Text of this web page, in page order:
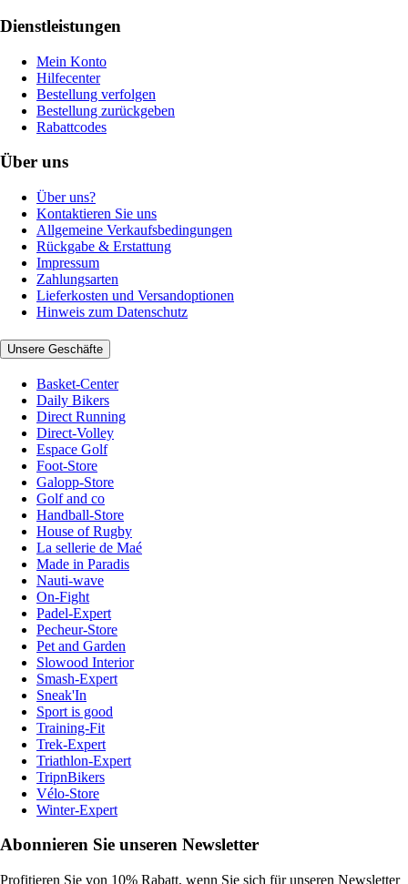
Dienstleistungen
Mein Konto
Hilfecenter
Bestellung verfolgen
Bestellung zurückgeben
Rabattcodes
Über uns
Über uns?
Kontaktieren Sie uns
Allgemeine Verkaufsbedingungen
Rückgabe & Erstattung
Impressum
Zahlungsarten
Lieferkosten und Versandoptionen
Hinweis zum Datenschutz
Unsere Geschäfte
Basket-Center
Daily Bikers
Direct Running
Direct-Volley
Espace Golf
Foot-Store
Galopp-Store
Golf and co
Handball-Store
House of Rugby
La sellerie de Maé
Made in Paradis
Nauti-wave
On-Fight
Padel-Expert
Pecheur-Store
Pet and Garden
Slowood Interior
Smash-Expert
Sneak'In
Sport is good
Training-Fit
Trek-Expert
Triathlon-Expert
TripnBikers
Vélo-Store
Winter-Expert
Abonnieren Sie unseren Newsletter
Profitieren Sie von 10% Rabatt, wenn Sie sich für unseren Newsletter